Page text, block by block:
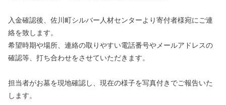
入金確認後、佐川町シルバー人材センターより寄付者様宛にご連
絡を致します。
希望時期や場所、連絡の取りやすい電話番号やメールアドレスの
確認等、打ち合わせをさせていただきます。
担当者がお墓を現地確認し、現在の様子を写真付きでご報告いた
します。